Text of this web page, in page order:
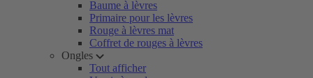
Baume à lèvres
Primaire pour les lèvres
Rouge à lèvres mat
Coffret de rouges à lèvres
Ongles
Tout afficher